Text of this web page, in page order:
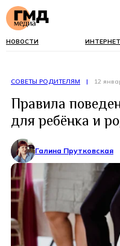
НОВОСТИ ИНТЕРНЕТ
СОВЕТЫ РОДИТЕЛЯМ | 12
Правила
для ребёнка и
Галина Прутковская